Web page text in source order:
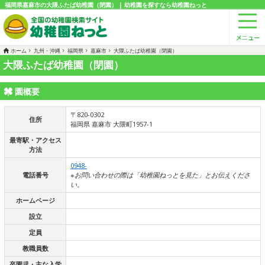
福岡県嘉麻市の大隈ふたば幼稚園（閉園） | 幼稚園を探すなら幼稚園ねっと
ホーム 九州・沖縄 福岡県 嘉麻市 大隈ふたば幼稚園（閉園）
大隈ふたば幼稚園（閉園）
園概要
住所
〒820-0302
福岡県 嘉麻市 大隈町1957-1
最寄駅・アクセス
方法
電話番号
0948-
※お問い合わせの際は「幼稚園ねっとを見た」とお伝えくださ
い。
ホームページ
設立
定員
教職員数